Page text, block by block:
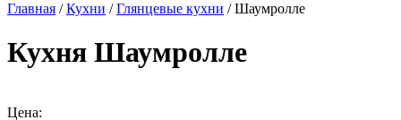
Главная /Кухни /Глянцевые кухни / Шаумролле
Кухня Шаумролле
Цена: